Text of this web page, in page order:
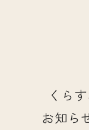
くら
お知ら